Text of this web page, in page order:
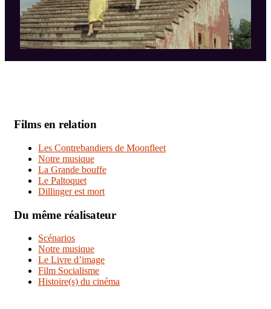
Films en relation
Les Contrebandiers de Moonfleet
Notre musique
La Grande bouffe
Le Paltoquet
Dillinger est mort
Du même réalisateur
Scénarios
Notre musique
Le Livre d’image
Film Socialisme
Histoire(s) du cinéma